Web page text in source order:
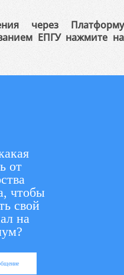
через Платформу
ЕПГУ нажмите на
от
чтобы
свой
на